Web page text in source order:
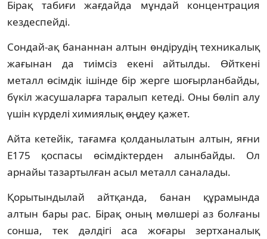
Бірақ табиғи жағдайда мұндай концентрация
кездеспейді.
Сондай-ақ бананнан алтын өндірудің техникалық
жағынан да тиімсіз екені айтылды. Өйткені
металл өсімдік ішінде бір жерге шоғырланбайды,
бүкіл жасушаларға таралып кетеді. Оны бөліп алу
үшін күрделі химиялық өңдеу қажет.
Айта кетейік, тағамға қолданылатын алтын, яғни
E175 қоспасы өсімдіктерден алынбайды. Ол
арнайы тазартылған асыл металл саналады.
Қорытындылай айтқанда, банан құрамында
алтын бары рас. Бірақ оның мөлшері аз болғаны
сонша, тек дәлдігі аса жоғары зертханалық